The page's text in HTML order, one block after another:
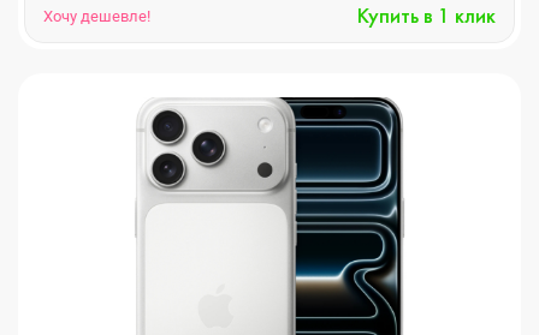
Хочу дешевле! Купить в 1 клик